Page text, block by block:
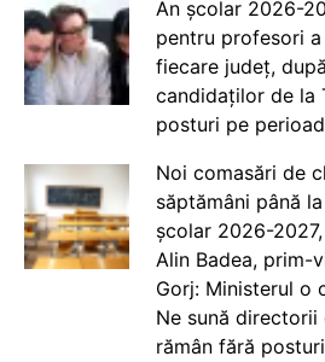
An școlar 2026-
pentru profesori
fiecare județ,
candidaților de la
posturi pe
Noi comasări de
săptămâni până
școlar 2026-
Alin Badea, prim-
Gorj: Ministerul o
Ne sună
rămân fără